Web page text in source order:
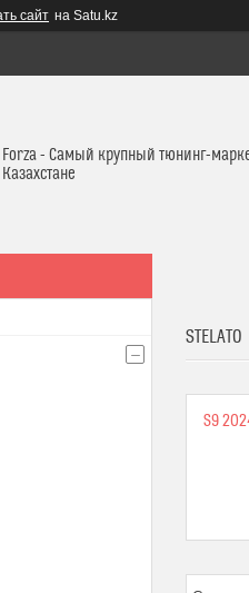
сайт на Satu.kz
Forza - Самый крупный тюнинг-
Казахстане
STELATO
S9